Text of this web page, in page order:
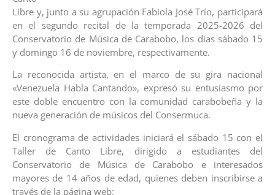
Libre y, junto a su agrupación Fabiola José Trío, participará
en el segundo recital de la temporada 2025-2026 del
Conservatorio de Música de Carabobo, los días sábado 15
y domingo 16 de noviembre, respectivamente.
​La reconocida artista, en el marco de su gira nacional
«Venezuela Habla Cantando», expresó su entusiasmo por
este doble encuentro con la comunidad carabobeña y la
nueva generación de músicos del Consermuca.
El cronograma de actividades iniciará el sábado 15 con el
Taller de Canto Libre, dirigido a estudiantes del
Conservatorio de Música de Carabobo e interesados
mayores de 14 años de edad, quienes deben inscribirse a
través de la página web: